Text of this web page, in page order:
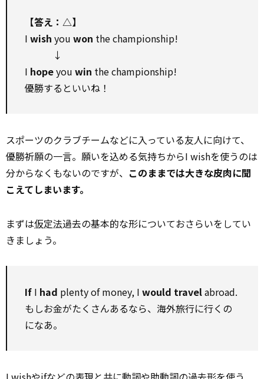
【答え：△】
I wish you won the championship!
↓
I hopeyou win the championship!
優勝するといいね！
スポーツのクラブチームなどに入っている友人に向けて、
優勝祈願の一言。願いを込める気持ちからI wishを使うのは
分からなくもないのですが、 このままでは大きな皮肉に聞
こえてしまいます。
まずは仮定法過去の基本的な形についておさらいをしてい
きましょう。
If I had plenty of money, I would travelabroad.
もしお金がたくさんあるなら、海外旅行に行くの
になあ。